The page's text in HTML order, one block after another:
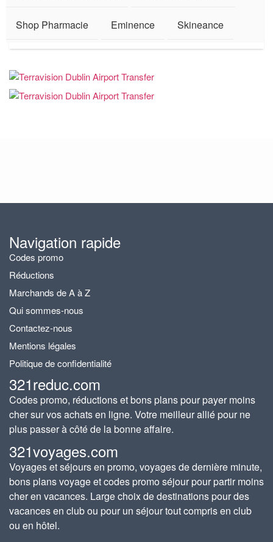
Shop Pharmacie Eminence Skineance
Navigation rapide
Codes promo
Réductions
Marchands de A à Z
Qui sommes-nous
Contactez-nous
Mentions légales
Politique de confidentialité
321reduc.com
Codes promo, réductions et bons plans pour payer moins
cher sur vos achats en ligne. Votre meilleur allié pour ne
plus passer à côté de la bonne affaire.
321voyages.com
Voyages et séjours en promo, voyages de dernière minute,
bons plans voyage et codes promo séjour pour partir moins
cher en vacances. Large choix de destinations pour des
vacances en club ou pour un séjour tout compris en club
ou en hôtel.